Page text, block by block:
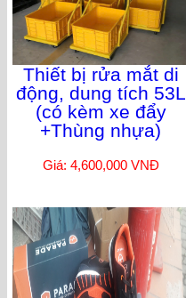
Thiết bị rửa mắt di
động, dung tích 53L
(có kèm xe đẩy
+Thùng nhựa)
Giá: 4,600,000 VNĐ